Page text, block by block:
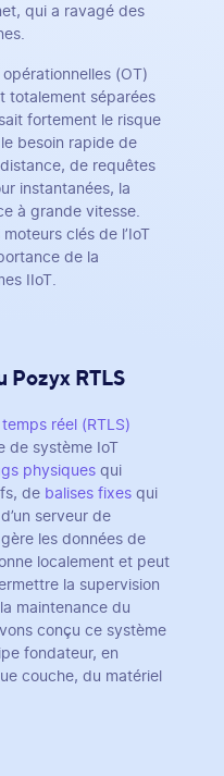
qui a ravagé des
(OT)
totalement séparées
fortement le risque
besoin rapide de
de requêtes
instantanées, la
à grande vitesse.
clés de l’IoT
de la
IIoT.
Pozyx RTLS
réel (RTLS)
de système IoT
physiques qui
de balises fixes qui
serveur de
les données de
localement et peut
la supervision
maintenance du
conçu ce système
fondateur, en
couche, du matériel